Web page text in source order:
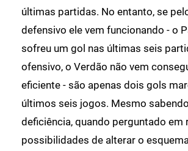
últimas partidas. No entanto, se
defensivo ele vem funcionando - o
sofreu um gol nas últimas seis
ofensivo, o Verdão não vem
eficiente - são apenas dois gols
últimos seis jogos. Mesmo
deficiência, quando perguntado em
possibilidades de alterar o